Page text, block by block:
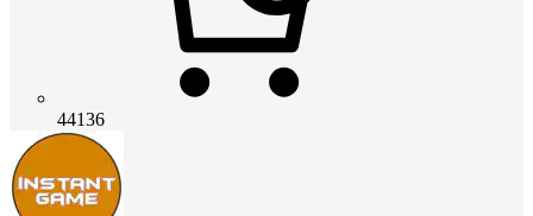
44136